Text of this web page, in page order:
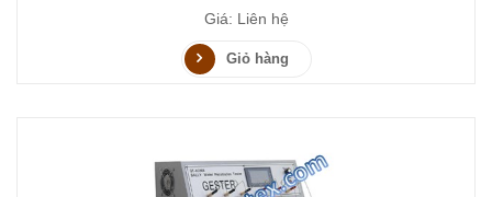
Giá: Liên hệ
Giỏ hàng